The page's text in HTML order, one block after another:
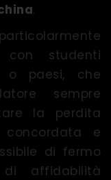
.
studenti
o paesi, che
sempre
la perdita
concordata e
di fermo
affidabilità